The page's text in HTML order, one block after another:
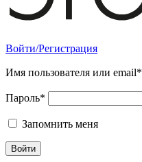
Войти/Регистрация
Имя пользователя или email*
Пароль*
Запомнить меня